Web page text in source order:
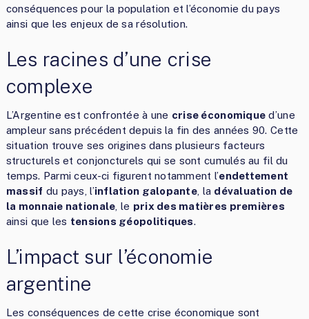
conséquences pour la population et l’économie du pays
ainsi que les enjeux de sa résolution.
Les racines d’une crise
complexe
L’Argentine est confrontée à une crise économique d’une
ampleur sans précédent depuis la fin des années 90. Cette
situation trouve ses origines dans plusieurs facteurs
structurels et conjoncturels qui se sont cumulés au fil du
temps. Parmi ceux-ci figurent notamment l’endettement
massif du pays, l’inflation galopante, la dévaluation de
la monnaie nationale , le prix des matières premières
ainsi que les tensions géopolitiques.
L’impact sur l’économie
argentine
Les conséquences de cette crise économique sont